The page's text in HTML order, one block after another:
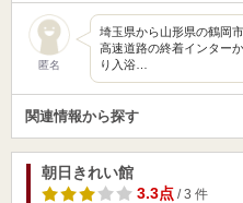
匿名
埼玉県から山形県の鶴岡
高速道路の終着インター
り入浴…
関連情報から探す
朝日きれい館
3.3点/ 3 件